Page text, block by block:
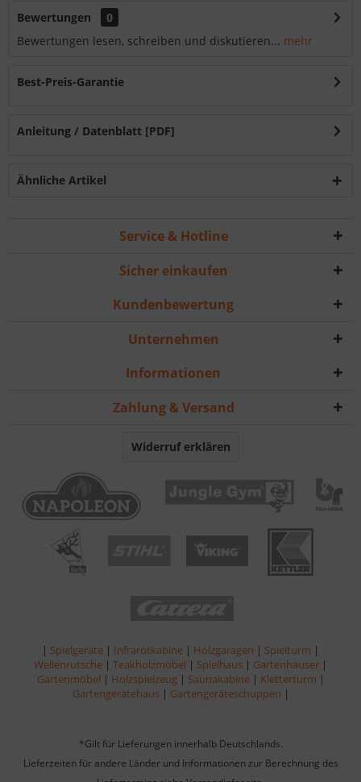
Bewertungen
0
Bewertungen lesen, schreiben und diskutieren... mehr
Best-Preis-Garantie
Anleitung / Datenblatt [PDF]
Ähnliche Artikel
Service & Hotline
Sicher einkaufen
Kundenbewertung
Unternehmen
Informationen
Zahlung & Versand
Widerruf erklären
| Spielgeräte | Infrarotkabine | Holzgaragen | Spielturm |
Wellenrutsche | Teakholzmöbel | Spielhaus | Gartenhäuser |
Gartenmöbel | Holzspielzeug | Saunakabine | Kletterturm |
Gartengerätehaus | Gartengeräteschuppen |
*Gilt für Lieferungen innerhalb Deutschlands.
Lieferzeiten für andere Länder und Informationen zur Berechnung des